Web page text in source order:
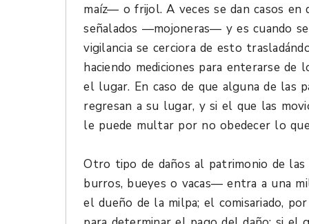
maíz— o frijol. A veces se dan casos
señalados —mojoneras— y es cuando
vigilancia se cerciora de esto
haciendo mediciones para enterarse de
el lugar. En caso de que alguna de las
regresan a su lugar, y si el que las
le puede multar por no obedecer lo
Otro tipo de daños al patrimonio de las
burros, bueyes o vacas— entra a una
el dueño de la milpa; el comisariado,